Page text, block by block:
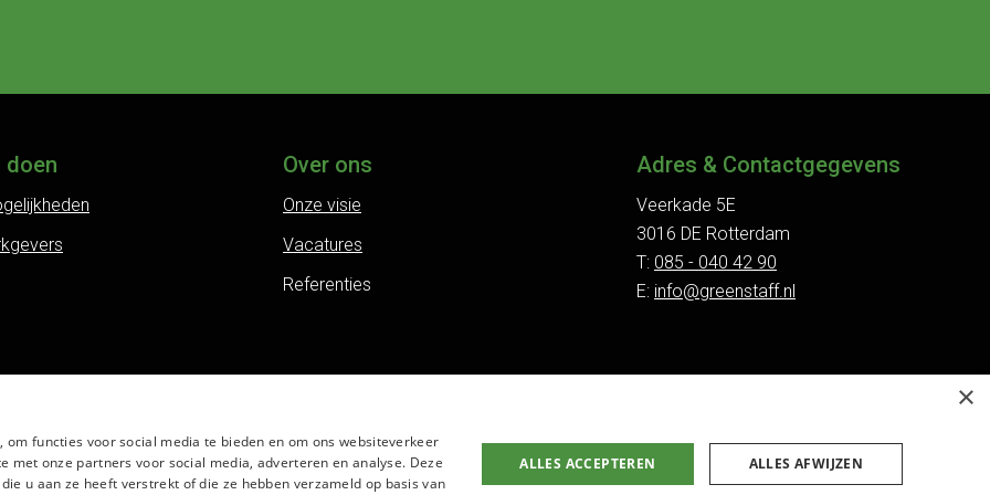
doen Over ons
Onze visie
Vacatures
Referenties
Adres & Contactgegevens
Veerkade 5E
3016 DE Rotterdam
T: 085 - 040 42 90
E: info@greenstaff.nl
×
functies voor social media te bieden en om ons websiteverkeer
onze partners voor social media, adverteren en analyse. Deze
u aan ze heeft verstrekt of die ze hebben verzameld op basis van
ALLES ACCEPTEREN ALLES AFWIJZEN